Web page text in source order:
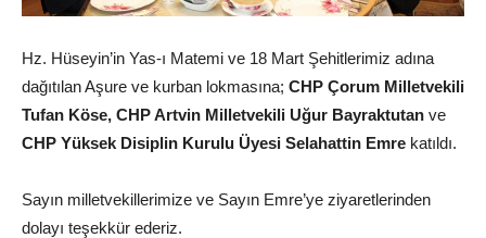
Hz. Hüseyin’in Yas-ı Matemi ve 18 Mart Şehitlerimiz adına
dağıtılan Aşure ve kurban lokmasına; CHP Çorum Milletvekili
Tufan Köse, CHP Artvin Milletvekili Uğur Bayraktutan ve
CHP Yüksek Disiplin Kurulu Üyesi Selahattin Emre katıldı.
Sayın milletvekillerimize ve Sayın Emre’ye ziyaretlerinden
dolayı teşekkür ederiz.